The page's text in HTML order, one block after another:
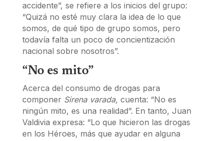
accidente”, se refiere a los inicios del grupo:
“Quizá no esté muy clara la idea de lo que
somos, de qué tipo de grupo somos, pero
todavía falta un poco de concientización
nacional sobre nosotros”.
“No es mito”
Acerca del consumo de drogas para
componer Sirena varada, cuenta: “No es
ningún mito, es una realidad”. En tanto, Juan
Valdivia expresa: “Lo que hicieron las drogas
en los Héroes, más que ayudar en alguna